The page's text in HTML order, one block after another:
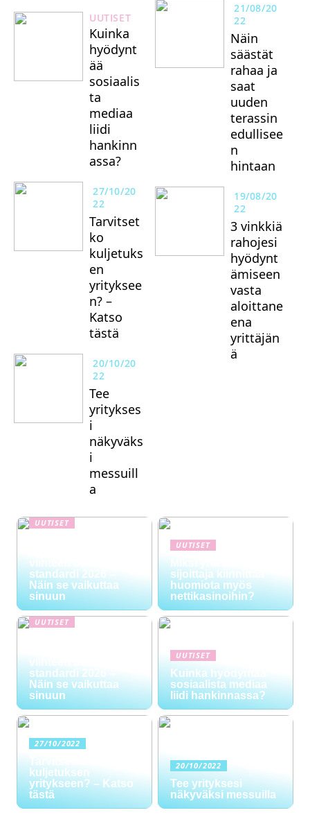
UUTISET
Kuinka
hyödynt
ää
sosiaalis
ta
mediaa
liidi
hankinn
assa?
27/10/20
22
Tarvitset
ko
kuljetuks
en
yrityksee
n? –
Katso
tästä
20/10/20
22
Tee
yritykses
i
näkyväks
i
messuill
a
21/08/20
22
Näin
säästät
rahaa ja
saat
uuden
terassin
edullisee
n
hintaan
19/08/20
22
3 vinkkiä
rahojesi
hyödynt
ämiseen
vasta
aloittane
ena
yrittäjän
ä
UUTISET
viihteen uusi
standardi 2026 –
Näin se vaikuttaa
sinuun
UUTISET
Miksi yhä useampi
sijoittaja kiinnittää
huomiota myös
nettikasinoihin?
UUTISET
viihteen uusi
standardi 2026 –
Näin se vaikuttaa
sinuun
UUTISET
Kuinka hyödyntää
sosiaalista mediaa
liidi hankinnassa?
27/10/2022
Tarvitsetko
kuljetuksen
yritykseen? – Katso
tästä
20/10/2022
Tee yrityksesi
näkyväksi messuilla